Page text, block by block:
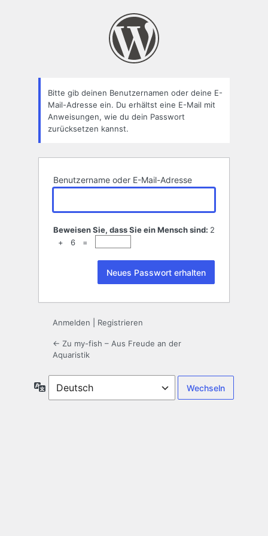
Bitte gib deinen Benutzernamen oder deine E-
Mail-Adresse ein. Du erhältst eine E-Mail mit
Anweisungen, wie du dein Passwort
zurücksetzen kannst.
Benutzername oder E-Mail-Adresse
Beweisen Sie, dass Sie ein Mensch sind: 2
+ 6 =
Anmelden Registrieren
← Zu my-fish – Aus Freude an der
Aquaristik
Sprache